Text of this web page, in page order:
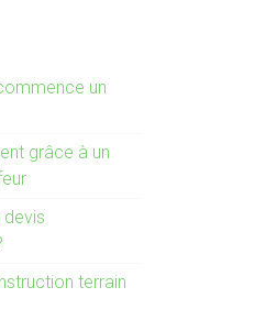
un
grâce à un
devis
terrain